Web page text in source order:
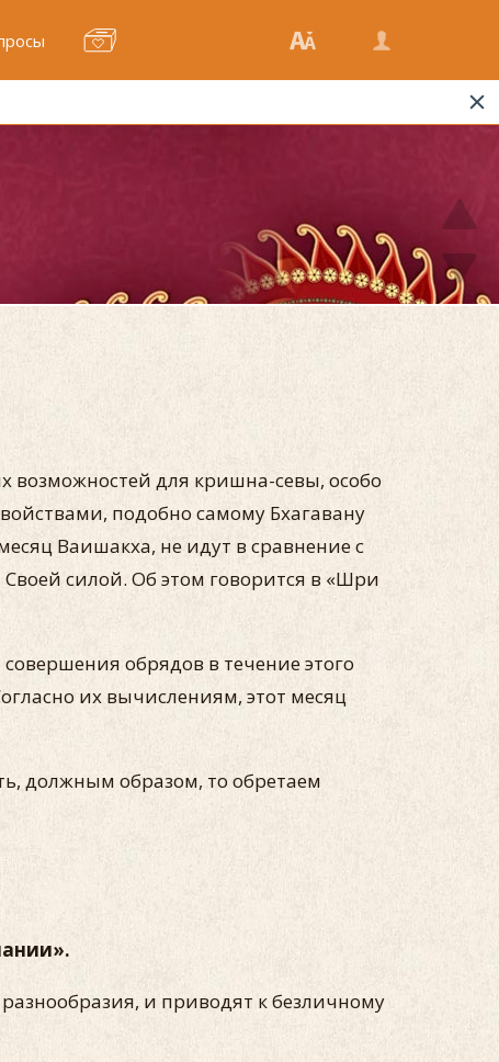
возможностей для кришна-севы, особо
подобно самому Бхагавану
Ваишакха, не идут в сравнение с
силой. Об этом говорится в «Шри
обрядов в течение этого
их вычислениям, этот месяц
должным образом, то обретаем
и приводят к безличному